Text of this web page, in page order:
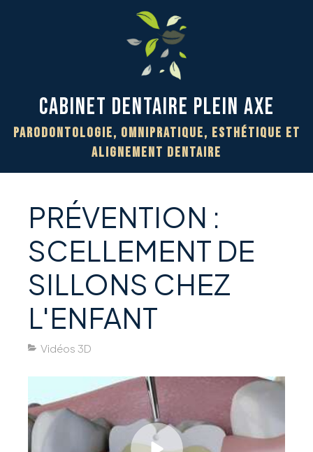
Cabinet Dentaire PLEIN AXE
Parodontologie, Omnipratique, Esthétique et
Alignement Dentaire
PRÉVENTION :
SCELLEMENT DE
SILLONS CHEZ
L'ENFANT
Vidéos 3D